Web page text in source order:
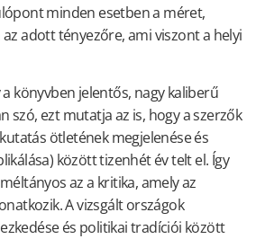
minden esetben a méret,
adott tényezőre, ami viszont a helyi
könyvben jelentős, nagy kaliberű
szó, ezt mutatja az is, hogy a szerzők
ötletének megjelenése és
között tizenhét év telt el. Így
az a kritika, amely az
A vizsgált országok
és politikai tradíciói között